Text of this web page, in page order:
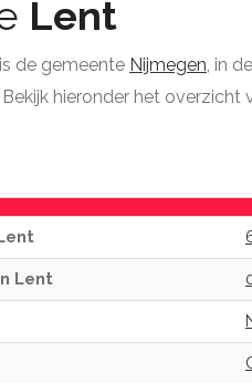
Lent
de gemeente Nijmegen, in
hieronder het
Lent